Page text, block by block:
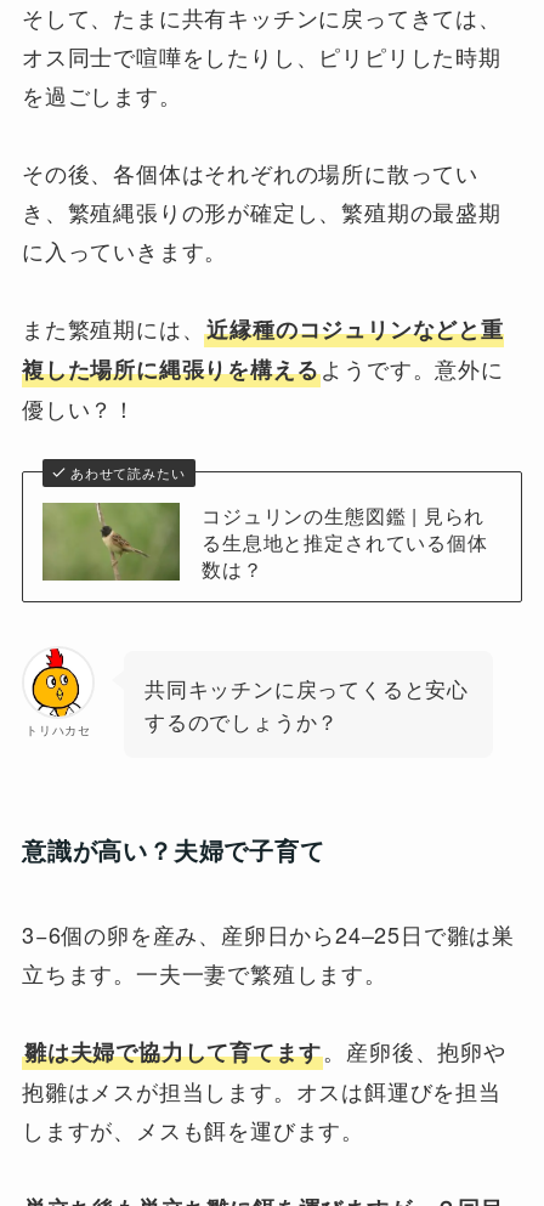
そして、たまに共有キッチンに戻ってきては、
オス同士で喧嘩をしたりし、ピリピリした時期
を過ごします。
その後、各個体はそれぞれの場所に散ってい
き、繁殖縄張りの形が確定し、繁殖期の最盛期
に入っていきます。
また繁殖期には、近縁種のコジュリンなどと重
複した場所に縄張りを構えるようです。意外に
優しい？！
あわせて読みたい
コジュリンの生態図鑑 | 見られ
る生息地と推定されている個体
数は？
トリハカセ
共同キッチンに戻ってくると安心
するのでしょうか？
意識が高い？夫婦で子育て
3−6個の卵を産み、産卵日から24–25日で雛は巣
立ちます。一夫一妻で繁殖します。
雛は夫婦で協力して育てます。産卵後、抱卵や
抱雛はメスが担当します。オスは餌運びを担当
しますが、メスも餌を運びます。